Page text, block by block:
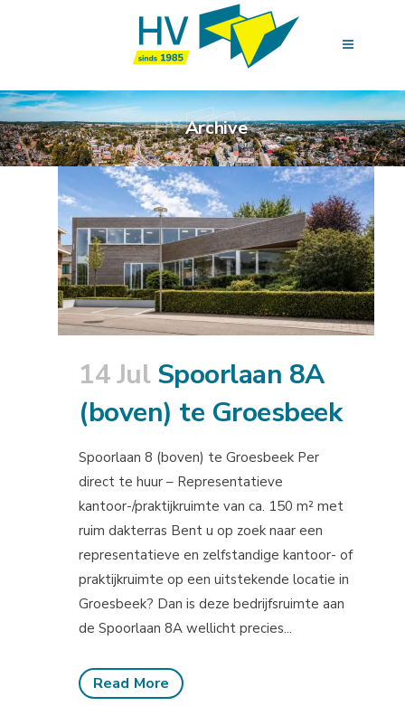
Archive
14 Jul Spoorlaan 8A
(boven) te Groesbeek
Spoorlaan 8 (boven) te Groesbeek Per
direct te huur – Representatieve
kantoor-/praktijkruimte van ca. 150 m² met
ruim dakterras Bent u op zoek naar een
representatieve en zelfstandige kantoor- of
praktijkruimte op een uitstekende locatie in
Groesbeek? Dan is deze bedrijfsruimte aan
de Spoorlaan 8A wellicht precies...
Read More